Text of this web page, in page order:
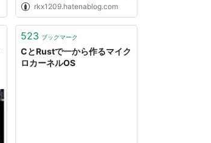
rkx1209.hatenablog.com
523 ブックマーク
CとRustで一から作るマイク
ロカーネルOS